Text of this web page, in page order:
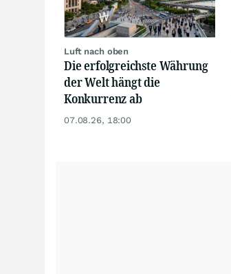
Luft nach oben
Die erfolgreichste Währung
der Welt hängt die
Konkurrenz ab
07.08.26, 18:00